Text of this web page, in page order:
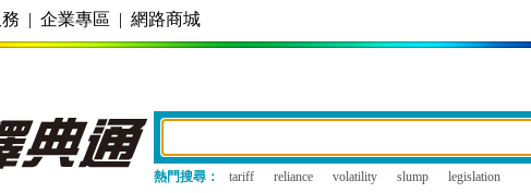
| 企業專區 | 網路商城
熱門搜尋： tariff reliance volatility slump legislation